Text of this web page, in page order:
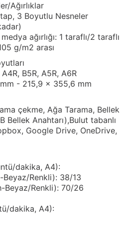
Ağırlıklar
3 Boyutlu Nesneler
ağırlığı: 1 taraflı/2 taraflı
g/m2 arası
B5R, A5R, A6R
- 215,9 x 355,6 mm
çekme, Ağa Tarama, Bellek
Bellek Anahtarı),Bulut tabanlı
Google Drive, OneDrive,
dakika, A4):
Beyaz/Renkli): 38/13
Beyaz/Renkli): 70/26
dakika, A4):